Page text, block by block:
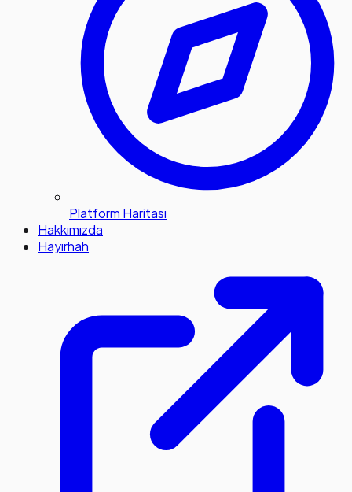
Platform Haritası
Hakkımızda
Hayırhah